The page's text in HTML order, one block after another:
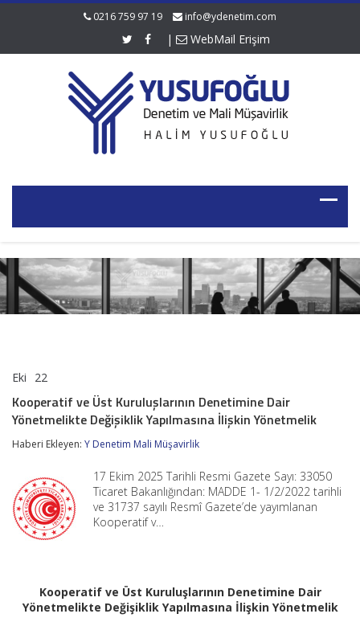
0216 759 97 19 info@ydenetim.com
| WebMail Erişim
Eki 22
Üst
Kuruluşlarının
Denetimine
Dair
Değişiklik
Yapılmasına
İlişkin
Yönetmelik
için
Kooperatif ve Üst Kuruluşlarının Denetimine Dair
Yönetmelikte Değişiklik Yapılmasına İlişkin Yönetmelik
Haberi Ekleyen: Y Denetim Mali Müşavirlik
17 Ekim 2025 Tarihli Resmi Gazete Sayı: 33050
Ticaret Bakanlığından: MADDE 1- 1/2/2022 tarihli
ve 31737 sayılı Resmî Gazete’de yayımlanan
Kooperatif v…
Kooperatif ve Üst Kuruluşlarının Denetimine Dair
Yönetmelikte Değişiklik Yapılmasına İlişkin Yönetmelik